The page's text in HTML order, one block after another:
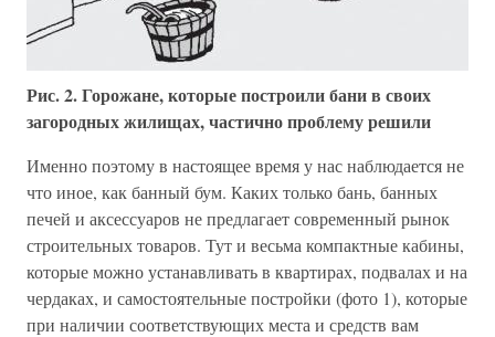
Рис. 2. Горожане, которые построили бани в своих
загородных жилищах, частично проблему решили
Именно поэтому в настоящее время у нас наблюдается не
что иное, как банный бум. Каких только бань, банных
печей и аксессуаров не предлагает современный рынок
строительных товаров. Тут и весьма компактные кабины,
которые можно устанавливать в квартирах, подвалах и на
чердаках, и самостоятельные постройки (фото 1), которые
при наличии соответствующих места и средств вам